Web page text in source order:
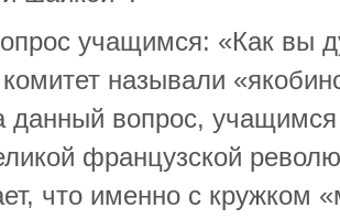
учащимся: «Как вы
называли
данный вопрос,
французской
что именно с кружком